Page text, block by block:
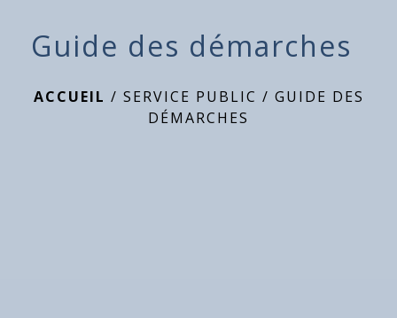
Guide des démarches
ACCUEIL / SERVICE PUBLIC / GUIDE DES
DÉMARCHES